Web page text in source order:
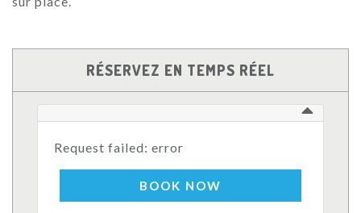
RÉSERVEZ EN TEMPS RÉEL
Request failed: error
BOOK NOW